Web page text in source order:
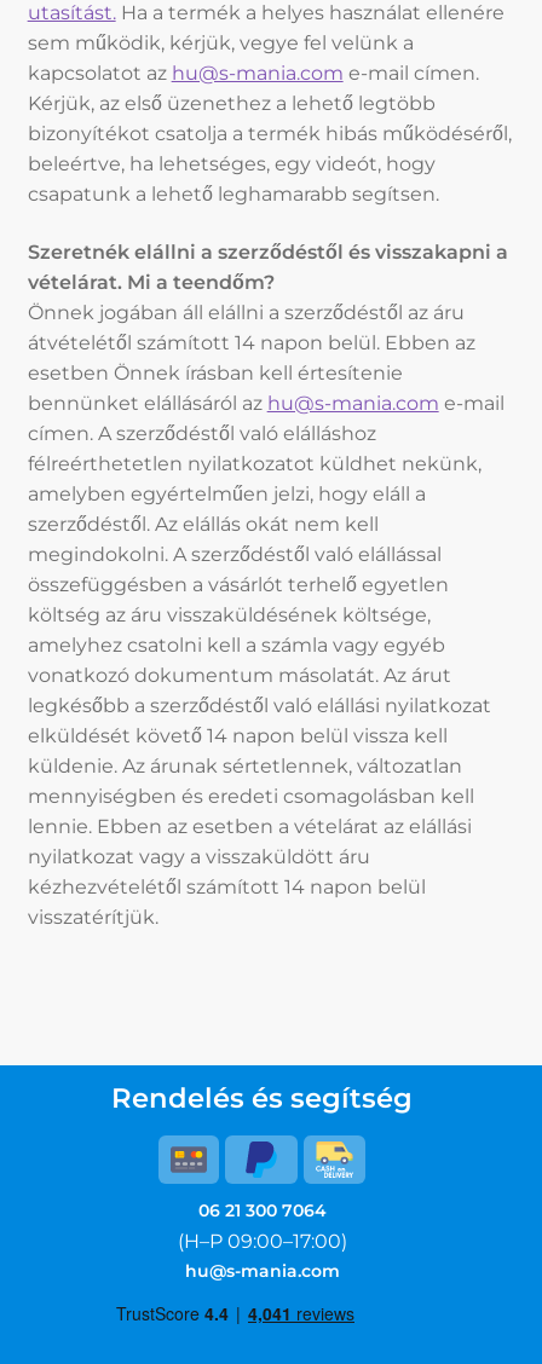
utasítást.Ha a termék a helyes használat ellenére
sem működik, kérjük, vegye fel velünk a
kapcsolatot az hu@s-mania.com e-mail címen.
Kérjük, az első üzenethez a lehető legtöbb
bizonyítékot csatolja a termék hibás működéséről,
beleértve, ha lehetséges, egy videót, hogy
csapatunk a lehető leghamarabb segítsen.
Szeretnék elállni a szerződéstől és visszakapni a
vételárat. Mi a teendőm?
Önnek jogában áll elállni a szerződéstől az áru
átvételétől számított 14 napon belül. Ebben az
esetben Önnek írásban kell értesítenie
bennünket elállásáról az hu@s-mania.com e-mail
címen. A szerződéstől való elálláshoz
félreérthetetlen nyilatkozatot küldhet nekünk,
amelyben egyértelműen jelzi, hogy eláll a
szerződéstől. Az elállás okát nem kell
megindokolni. A szerződéstől való elállással
összefüggésben a vásárlót terhelő egyetlen
költség az áru visszaküldésének költsége,
amelyhez csatolni kell a számla vagy egyéb
vonatkozó dokumentum másolatát. Az árut
legkésőbb a szerződéstől való elállási nyilatkozat
elküldését követő 14 napon belül vissza kell
küldenie. Az árunak sértetlennek, változatlan
mennyiségben és eredeti csomagolásban kell
lennie. Ebben az esetben a vételárat az elállási
nyilatkozat vagy a visszaküldött áru
kézhezvételétől számított 14 napon belül
visszatérítjük.
Rendelés és segítség
06 21 300 7064
(H–P 09:00–17:00)
hu@s-mania.com